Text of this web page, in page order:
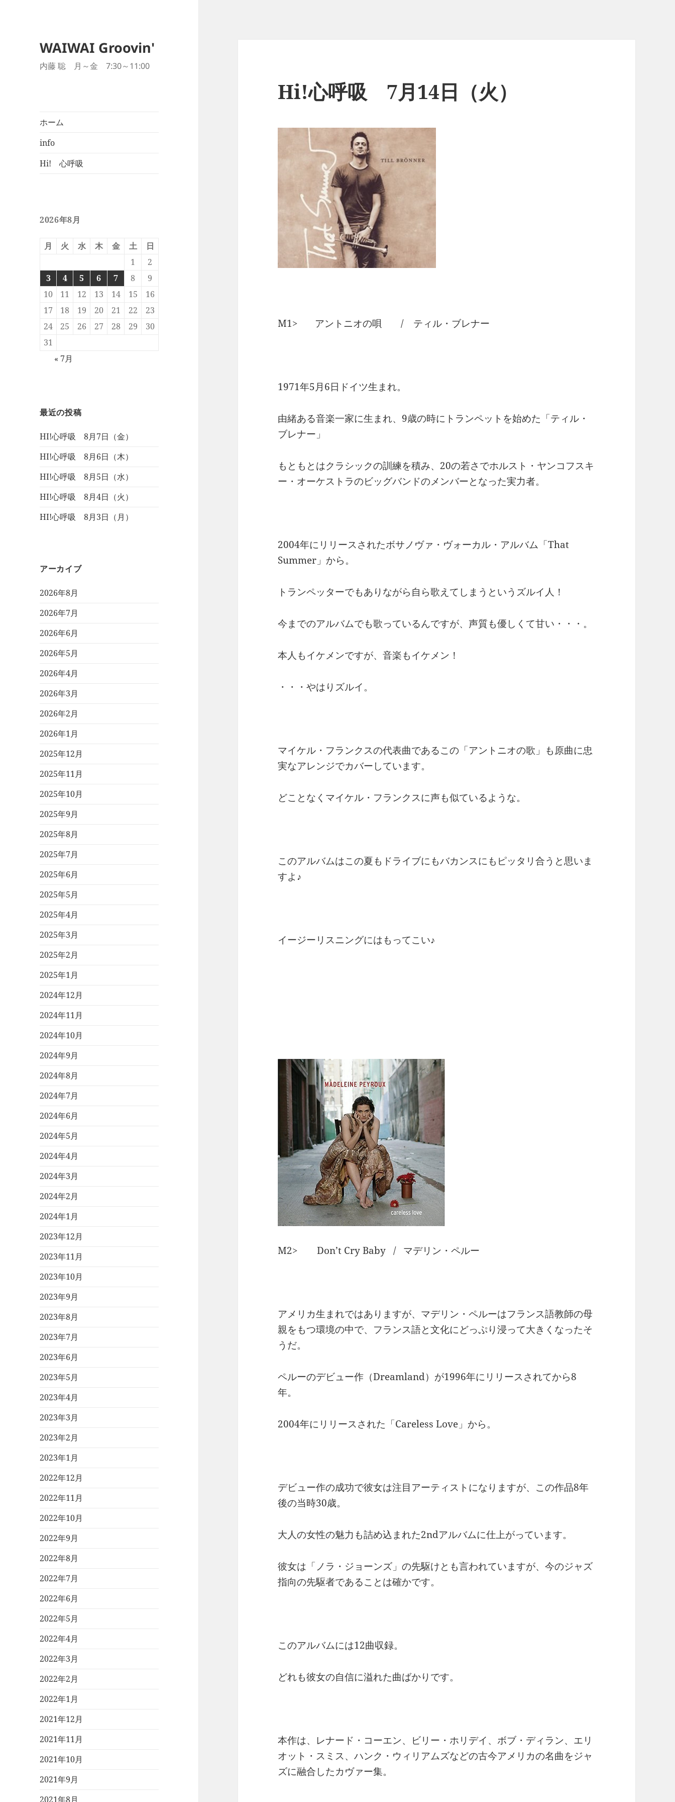
WAIWAI Groovin'
内藤 聡 月～金 7:30～11:00
ホーム
info
Hi! 心呼吸
2026年8月
月 火 水 木 金 土
日
1
2
3
4 5 6 7 8
9
10
11 12 13 14 15
16
17
18 19 20 21 22
23
24
25 26 27 28 29
30
31
« 7月
最近の投稿
HI!心呼吸 8月7日（金）
HI!心呼吸 8月6日（木）
HI!心呼吸 8月5日（水）
HI!心呼吸 8月4日（火）
HI!心呼吸 8月3日（月）
アーカイブ
2026年8月
2026年7月
2026年6月
2026年5月
2026年4月
2026年3月
2026年2月
2026年1月
2025年12月
2025年11月
2025年10月
2025年9月
2025年8月
2025年7月
2025年6月
2025年5月
2025年4月
2025年3月
2025年2月
2025年1月
2024年12月
2024年11月
2024年10月
2024年9月
2024年8月
2024年7月
2024年6月
2024年5月
2024年4月
2024年3月
2024年2月
2024年1月
2023年12月
2023年11月
2023年10月
2023年9月
2023年8月
2023年7月
2023年6月
2023年5月
2023年4月
2023年3月
2023年2月
2023年1月
2022年12月
2022年11月
2022年10月
2022年9月
2022年8月
2022年7月
2022年6月
2022年5月
2022年4月
2022年3月
2022年2月
2022年1月
2021年12月
2021年11月
2021年10月
2021年9月
2021年8月
Hi!心呼吸 7月14日（火）
M1> アントニオの唄 / ティル・ブレナー
1971年5月6日ドイツ生まれ。
由緒ある音楽一家に生まれ、9歳の時にトランペットを始めた「ティル・
ブレナー」
もともとはクラシックの訓練を積み、20の若さでホルスト・ヤンコフスキ
ー・オーケストラのビッグバンドのメンバーとなった実力者。
2004年にリリースされたボサノヴァ・ヴォーカル・アルバム「That
Summer」から。
トランペッターでもありながら自ら歌えてしまうというズルイ人！
今までのアルバムでも歌っているんですが、声質も優しくて甘い・・・。
本人もイケメンですが、音楽もイケメン！
・・・やはりズルイ。
マイケル・フランクスの代表曲であるこの「アントニオの歌」も原曲に忠
実なアレンジでカバーしています。
どことなくマイケル・フランクスに声も似ているような。
このアルバムはこの夏もドライブにもバカンスにもピッタリ合うと思いま
すよ♪
イージーリスニングにはもってこい♪
M2> Don’t Cry Baby / マデリン・ペルー
アメリカ生まれではありますが、マデリン・ペルーはフランス語教師の母
親をもつ環境の中で、フランス語と文化にどっぷり浸って大きくなったそ
うだ。
ペルーのデビュー作（Dreamland）が1996年にリリースされてから8
年。
2004年にリリースされた「Careless Love」から。
デビュー作の成功で彼女は注目アーティストになりますが、この作品8年
後の当時30歳。
大人の女性の魅力も詰め込まれた2ndアルバムに仕上がっています。
彼女は「ノラ・ジョーンズ」の先駆けとも言われていますが、今のジャズ
指向の先駆者であることは確かです。
このアルバムには12曲収録。
どれも彼女の自信に溢れた曲ばかりです。
本作は、レナード・コーエン、ビリー・ホリデイ、ボブ・ディラン、エリ
オット・スミス、ハンク・ウィリアムズなどの古今アメリカの名曲をジャ
ズに融合したカヴァー集。